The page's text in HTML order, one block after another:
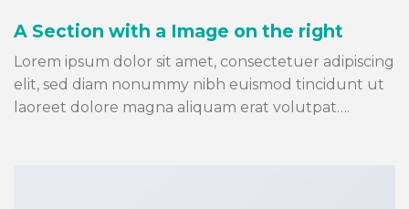
A Section with a Image on the right
Lorem ipsum dolor sit amet, consectetuer adipiscing
elit, sed diam nonummy nibh euismod tincidunt ut
laoreet dolore magna aliquam erat volutpat….